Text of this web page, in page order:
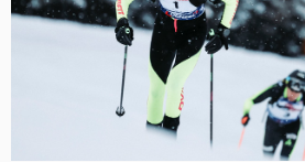
South Africa
Sweden